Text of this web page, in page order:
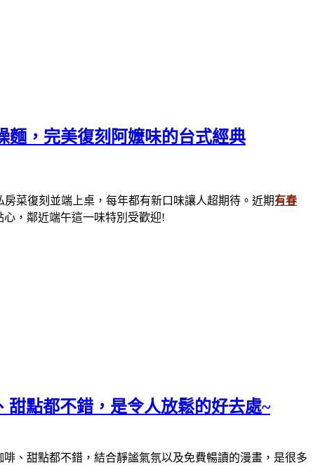
麵，完美復刻阿嬤味的台式經典
菜復刻並端上桌，每年都有新口味讓人超期待。近期有春
，鄰近端午這一味特別受歡迎!
甜點都不錯，是令人放鬆的好去處~
、甜點都不錯，結合靜謐氣氛以及免費暢讀的漫畫，是很多